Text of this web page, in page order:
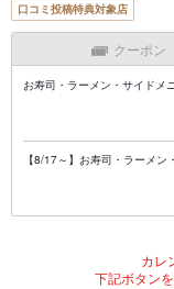
口コミ投稿特典対象店
クーポン
お寿司・ラーメン・サイドメ
【8/17～】お寿司・ラーメ
カレ
下記ボタン